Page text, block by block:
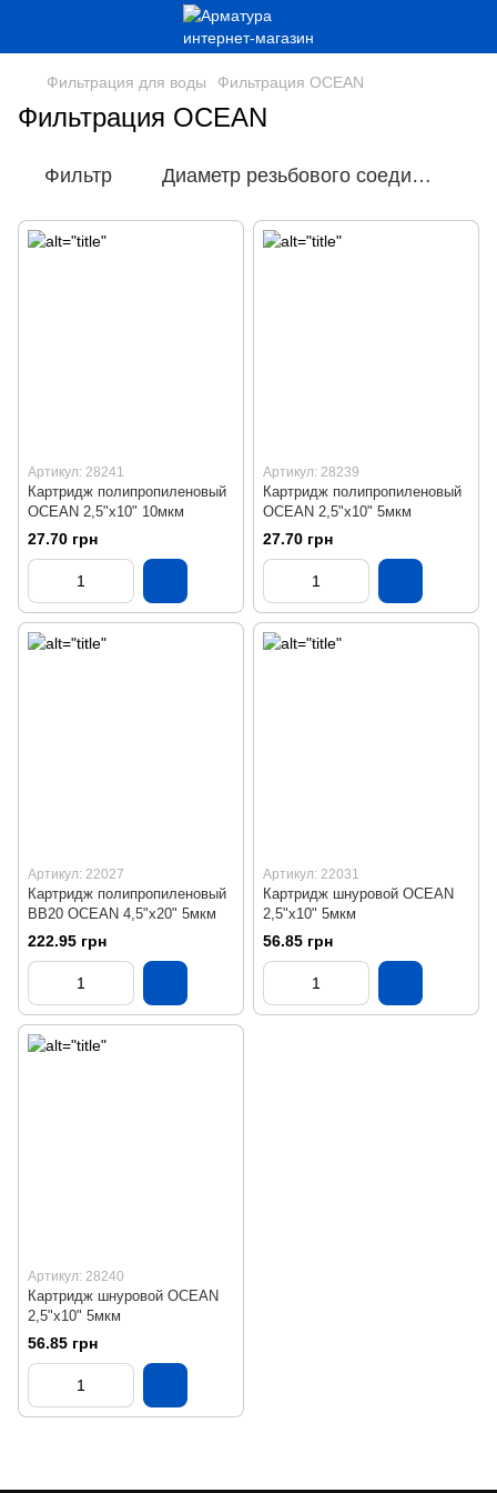
Фильтрация для воды Фильтрация OCEAN
Фильтрация OCEAN
Фильтр Диаметр резьбового соединения
Артикул: 28241
Картридж полипропиленовый
OCEAN 2,5"x10" 10мкм
27.70 грн
Артикул: 28239
Картридж полипропиленовый
OCEAN 2,5"x10" 5мкм
27.70 грн
Артикул: 22027
Картридж полипропиленовый
ВВ20 OCEAN 4,5"x20" 5мкм
222.95 грн
Артикул: 22031
Картридж шнуровой OCEAN
2,5"x10" 5мкм
56.85 грн
Артикул: 28240
Картридж шнуровой OCEAN
2,5"x10" 5мкм
56.85 грн